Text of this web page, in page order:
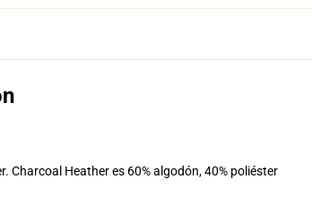
Charcoal Heather es 60% algodón, 40% poliéster